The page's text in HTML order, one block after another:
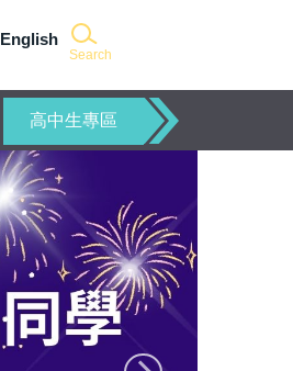
Search
English
高中生專區